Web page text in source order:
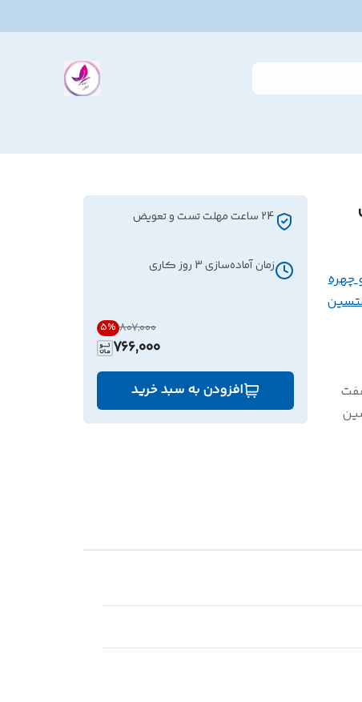
24 ساعت مهلت تست و تعویض
زمان آماده‌سازی3 روز کاری
۸۰۷٬۰۰۰ 5%
766,000
افزودن به سبد خرید